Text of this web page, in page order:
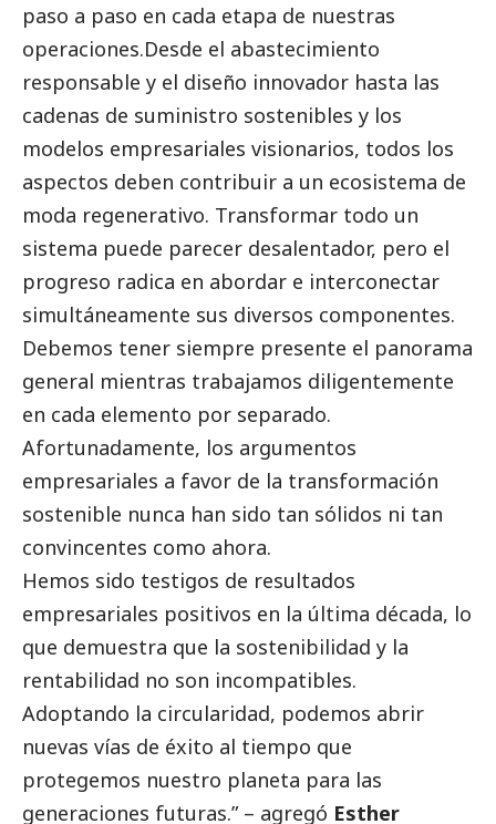
paso a paso en cada etapa de nuestras
operaciones.Desde el abastecimiento
responsable y el diseño innovador hasta las
cadenas de suministro sostenibles y los
modelos empresariales visionarios, todos los
aspectos deben contribuir a un ecosistema de
moda regenerativo. Transformar todo un
sistema puede parecer desalentador, pero el
progreso radica en abordar e interconectar
simultáneamente sus diversos componentes.
Debemos tener siempre presente el panorama
general mientras trabajamos diligentemente
en cada elemento por separado.
Afortunadamente, los argumentos
empresariales a favor de la transformación
sostenible nunca han sido tan sólidos ni tan
convincentes como ahora.
Hemos sido testigos de resultados
empresariales positivos en la última década, lo
que demuestra que la sostenibilidad y la
rentabilidad no son incompatibles.
Adoptando la circularidad, podemos abrir
nuevas vías de éxito al tiempo que
protegemos nuestro planeta para las
generaciones futuras.” – agregó Esther